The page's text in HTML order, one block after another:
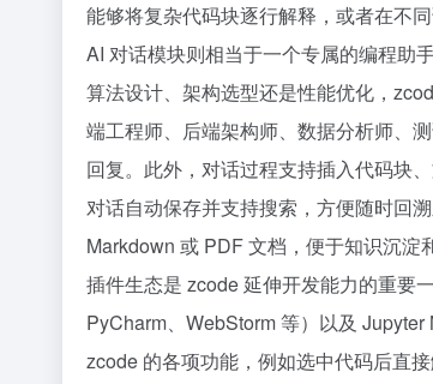
能够将复杂代码块逐行解释，或者在不
AI 对话模块则相当于一个专属的编程助
算法设计、架构选型还是性能优化，
端工程师、后端架构师、数据分析师、
回复。此外，对话过程支持插入代码块
对话自动保存并支持搜索，方便随时回
Markdown 或 PDF 文档，便于知识沉淀
插件生态是 zcode 延伸开发能力的重要
PyCharm、WebStorm 等）以及
zcode 的各项功能，例如选中代码后直